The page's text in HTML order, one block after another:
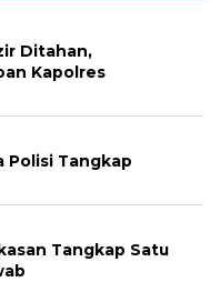
Ditahan,
Kapolres
Polisi Tangkap
Tangkap Satu